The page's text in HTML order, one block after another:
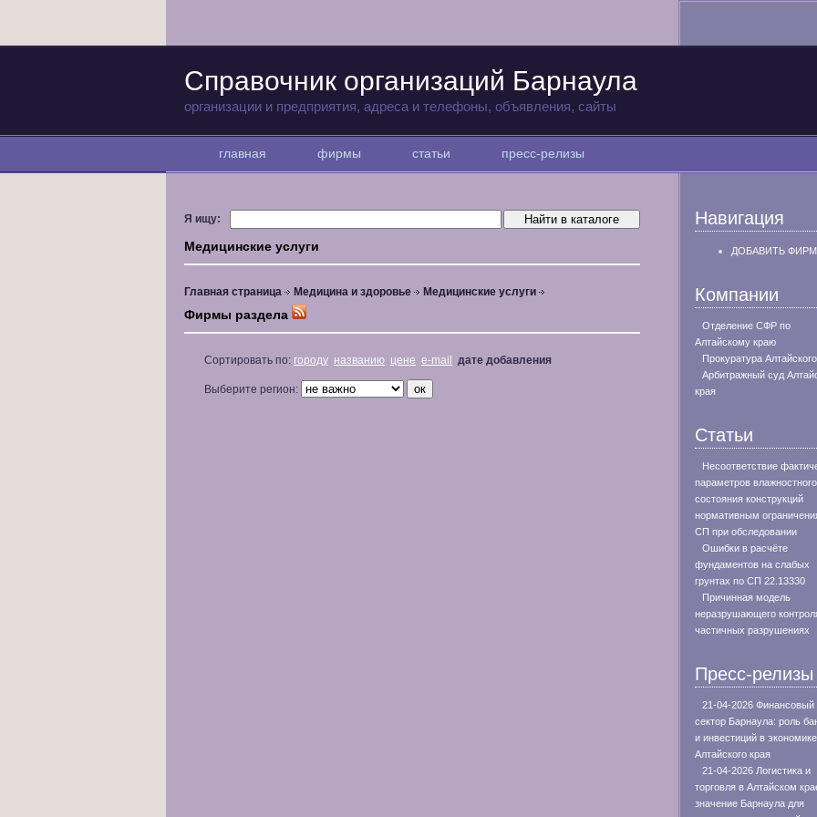
Справочник организаций Барнаула
организации и предприятия, адреса и телефоны, объявления, сайты
главная фирмы статьи пресс-релизы
Я ищу:
Медицинские услуги
Главная страница Медицина и здоровье Медицинские услуги
Фирмы раздела
Сортировать по: городу названию цене e-mail дате добавления
Выберите регион:
Навигация
ДОБАВИТЬ
Компании
Отделение СФР по
Алтайскому краю
Прокуратура
Арбитражный суд
края
Статьи
Несоответствие
параметров влажностного
состояния конструкций
нормативным
СП при обследовании
Ошибки в расчёте
фундаментов на слабых
грунтах по СП 22.13330
Причинная модель
неразрушающего
частичных разрушениях
Пресс-релизы
21-04-2026 Финансовый
сектор Барнаула: роль
и инвестиций в экономике
Алтайского края
21-04-2026 Логистика и
торговля в Алтайском
значение Барнаула для